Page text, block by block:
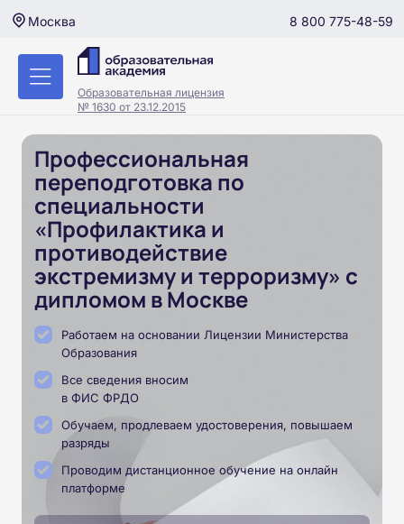
Москва 8 800 775-48-59
Образовательная лицензия
№ 1630 от 23.12.2015
Профессиональная
переподготовка по
специальности
«Профилактика и
противодействие
экстремизму и терроризму» с
дипломом в Москве
Работаем на основании Лицензии Министерства
Образования
Все сведения вносим
в ФИС ФРДО
Обучаем, продлеваем удостоверения, повышаем
разряды
Проводим дистанционное обучение на онлайн
платформе